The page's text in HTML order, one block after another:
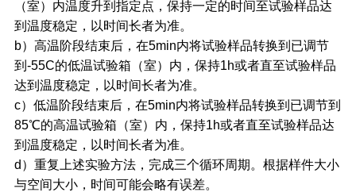
（室）内温度升到指定点，保持一定的时间至试验样品达
到温度稳定，以时间长者为准。
b）高温阶段结束后，在5min内将试验样品转换到已调节
到-55C的低温试验箱（室）内，保持1h或者直至试验样品
达到温度稳定，以时间长者为准。
c）低温阶段结束后，在5min内将试验样品转换到已调节到
85℃的高温试验箱（室）内，保持1h或者直至试验样品达
到温度稳定，以时间长者为准。
d）重复上述实验方法，完成三个循环周期。根据样件大小
与空间大小，时间可能会略有误差。